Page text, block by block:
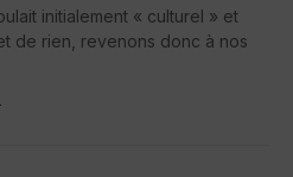
initialement « culturel » et
de rien, revenons donc à nos